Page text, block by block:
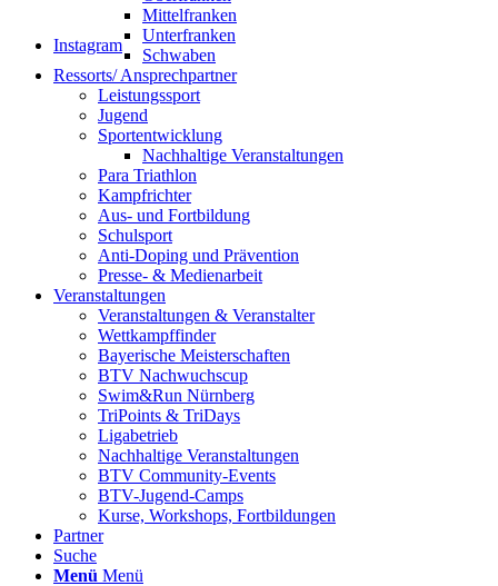
Instagram
Mittelfranken
Unterfranken
Schwaben
Ressorts/ Ansprechpartner
Leistungssport
Jugend
Sportentwicklung
Nachhaltige Veranstaltungen
Para Triathlon
Kampfrichter
Aus- und Fortbildung
Schulsport
Anti-Doping und Prävention
Presse- & Medienarbeit
Veranstaltungen
Veranstaltungen & Veranstalter
Wettkampffinder
Bayerische Meisterschaften
BTV Nachwuchscup
Swim&Run Nürnberg
TriPoints & TriDays
Ligabetrieb
Nachhaltige Veranstaltungen
BTV Community-Events
BTV-Jugend-Camps
Kurse, Workshops, Fortbildungen
Partner
Suche
Menü Menü